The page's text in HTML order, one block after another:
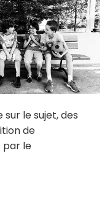
le sujet, des
de
par le